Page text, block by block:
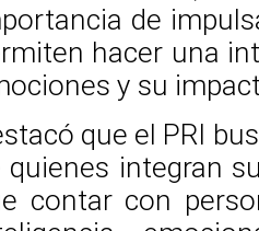
de
hacer una
y su
que el PRI
quienes integran
contar con